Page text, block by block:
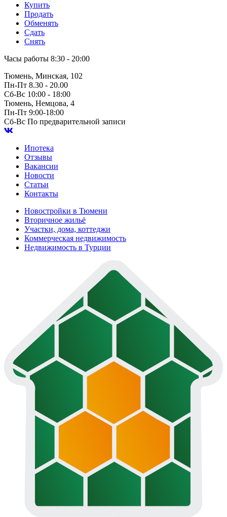
Купить
Продать
Обменять
Сдать
Снять
Часы работы 8:30 - 20:00
Тюмень, Минская, 102
Пн-Пт 8.30 - 20.00
Сб-Вс 10:00 - 18:00
Тюмень, Немцова, 4
Пн-Пт 9:00-18:00
Сб-Вс По предварительной записи
Ипотека
Отзывы
Вакансии
Новости
Статьи
Контакты
Новостройки в Тюмени
Вторичное жильё
Участки, дома, коттеджи
Коммерческая недвижимость
Недвижимость в Турции